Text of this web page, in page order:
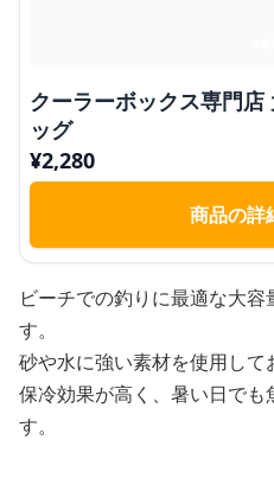
クーラーボックス専門店 大容量ビーチ用保冷バ
ッグ
¥2,280
商品の詳
ビーチでの釣りに最適な大
す。
砂や水に強い素材を使用して
保冷効果が高く、暑い日でも
す。